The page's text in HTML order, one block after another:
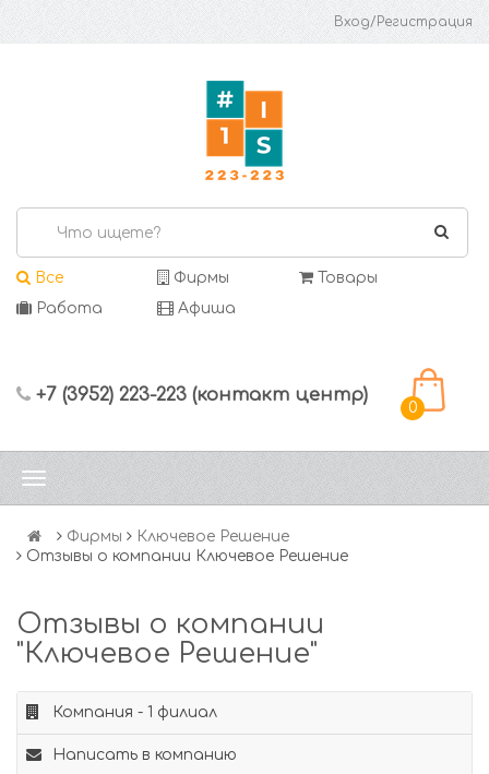
Вход/Регистрация
Все Фирмы
Товары
Работа
Афиша
+7 (3952) 223-223 (контакт центр)
0
Фирмы
Ключевое Решение
Отзывы о компании Ключевое Решение
Отзывы о компании
"Ключевое Решение"
Компания - 1 филиал
Написать в компанию